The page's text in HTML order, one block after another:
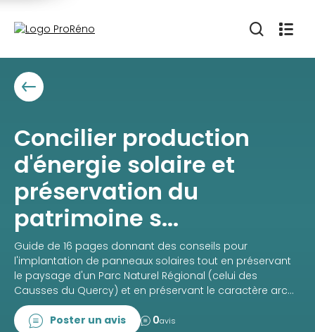
Concilier production
d'énergie solaire et
préservation du
patrimoine s...
Guide de 16 pages donnant des conseils pour
l'implantation de panneaux solaires tout en préservant
le paysage d'un Parc Naturel Régional (celui des
Causses du Quercy) et en préservant le caractère arc...
Poster un avis 0avis